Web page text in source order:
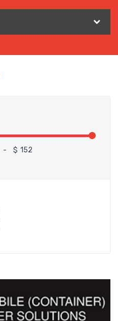
- $